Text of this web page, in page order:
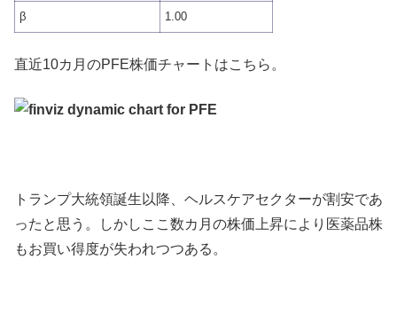
β 1.00
直近10カ月のPFE株価チャートはこちら。
トランプ大統領誕生以降、ヘルスケアセクターが割安であ
ったと思う。しかしここ数カ月の株価上昇により医薬品株
もお買い得度が失われつつある。